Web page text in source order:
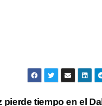
pierde tiempo en el